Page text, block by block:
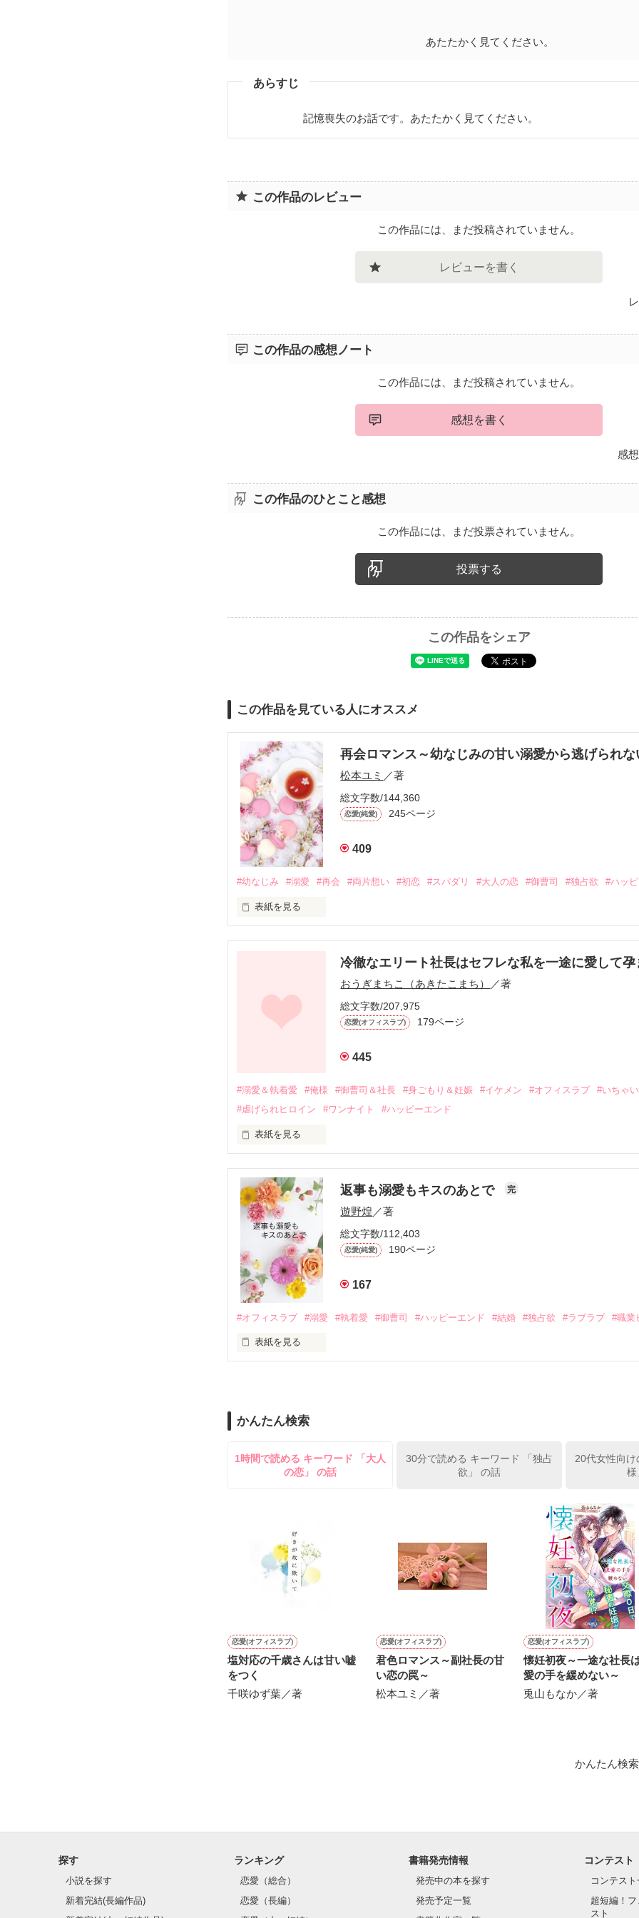
あたたかく見てください。
あらすじ
記憶喪失のお話です。あたたかく見てください。
この作品のレビュー
この作品には、まだ投稿されていません。
レビューを書く
この作品の感想ノート
この作品には、まだ投稿されていません。
感想を書く
感
この作品のひとこと感想
この作品には、まだ投票されていません。
投票する
この作品をシェア
この作品を見ている人にオススメ
再会ロマンス～幼なじみの甘い溺愛から逃げられな
松本ユミ ／著
総文字数/144,360
恋愛(純愛) 245ページ
409
#幼なじみ #溺愛 #再会 #両片想い #初恋 #スパダリ #大人の恋 #御曹司 #独占欲 #ハッ
表紙を見る
しかし、ある出来事をきっかけに二人の関係は壊れてしまう。
関係修復もできないまま、美桜は両親の離婚によって
引っ越すことになり、哲平とも離れ離れになった。
そして、ひょんなことから
酔った勢いで一夜を共にしてしまった。
さらに、美桜が初めてだと知った哲平は
甘やかしてくる。
そんなある日、哲平は美桜がストーカー被害に
遭っていることを知る。
美桜を守るため、哲平は同居を提案してきて――。
夏木美桜(なつきみお)
✕
鳴海哲平 (なるみてっぺい)
止まっていたはずの二人の時間が、再び動き出す。
冷徹なエリート社長はセフレな私を一途に愛して孕
おうぎまちこ（あきたこまち） ／著
総文字数/207,975
恋愛(オフィスラブ) 179ページ
445
#溺愛＆執着愛 #俺様 #御曹司＆社長 #身ごもり＆妊娠 #イケメン #オフィスラブ
#いちゃ
#虐げられヒロイン
#ワンナイト #ハッピーエンド
表紙を見る
帰国後、美桜は新しい職場でワンナイトした美青年と再会。なんと彼の正体は、とあ
も関わらず、一族を離れて起業した新進気鋭の実業家、社内でも冷徹だと評判な社長
人だったのだ――！
なぜか恭司から飼い猫の世話係を命じられた美桜は、猫の世話を口実にしばしば呼び
返事も溺愛もキスのあとで 完
遊野煌 ／著
総文字数/112,403
恋愛(純愛) 190ページ
167
#オフィスラブ #溺愛 #執着愛 #御曹司 #ハッピーエンド #結婚 #独占欲 #ラブラブ #職業
表紙を見る
雪瀬鷹哉（29）が『──俺と結婚してくれないか』といきなりプロポーズをしてきた上
鷹哉『宜しくな、俺の雛子』🦅
雛子『俺の……ひぃ、雛子？！！！』🐥
シゴデキで冷徹な上司が見せる素顔は、なぜか想像以上に甘くて……🐥💓🦅
※表紙も作中使用の画像も全てフリー素材です。
※執筆期間2026.6.3〜7.20完結です。
※他サイトさんにて恋愛トレンド1位でした〜良かったら読んで頂けると嬉しいです。
かんたん検索
1時間で読める キーワード 「大人
の恋」 の話
30分で読める キーワード 「独占
欲」 の話
20代女性向
様
恋愛(オフィスラブ)
塩対応の千歳さんは甘い嘘
をつく
千咲ゆず葉／著
恋愛(オフィスラブ)
君色ロマンス～副社長の甘
い恋の罠～
松本ユミ／著
恋愛(オフィスラブ)
懐妊初夜～一途な社長
愛の手を緩めない～
兎山もなか／著
かんたん検
探す
小説を探す
新着完結(長編作品)
ランキング
恋愛（総合）
恋愛（長編）
書籍発売情報
発売中の本を探す
発売予定一覧
コンテスト
コンテスト
超短編！
スト